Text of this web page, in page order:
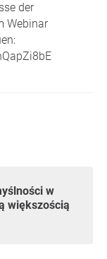
der
Webinar
większością